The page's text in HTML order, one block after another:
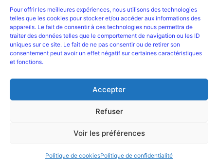
Pour offrir les meilleures expériences, nous utilisons des technologies
telles que les cookies pour stocker et/ou accéder aux informations des
appareils. Le fait de consentir à ces technologies nous permettra de
traiter des données telles que le comportement de navigation ou les ID
uniques sur ce site. Le fait de ne pas consentir ou de retirer son
consentement peut avoir un effet négatif sur certaines caractéristiques
et fonctions.
Accepter
Refuser
Voir les préférences
Politique de cookiesPolitique de confidentialité
/Politique de confidentialité